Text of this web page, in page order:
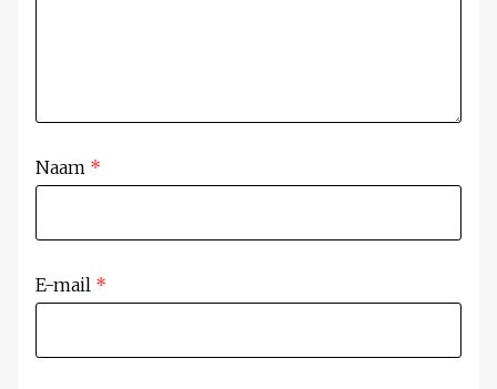
Naam *
E-mail *